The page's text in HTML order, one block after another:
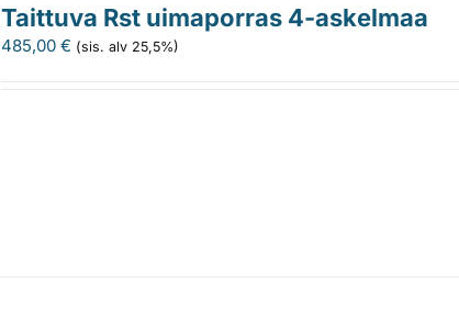
Taittuva Rst uimaporras 4-askelmaa
485,00€ (sis. alv 25,5%)